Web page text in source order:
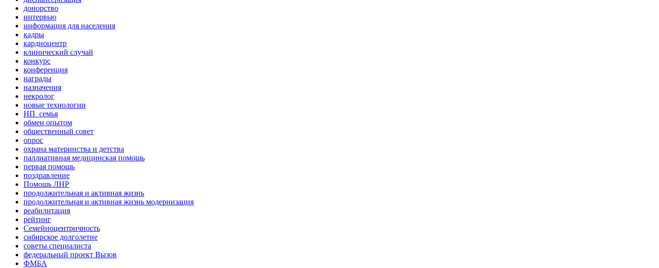
донорство
интервью
информация для населения
кадры
кардиоцентр
клинический случай
конкурс
конференция
награды
назначения
некролог
новые технологии
НП_семья
обмен опытом
общественный совет
опрос
охрана материнства и детства
паллиативная медицинская помощь
первая помощь
поздравление
Помощь ЛНР
продолжительная и активная жизнь
продолжительная и активная жизнь модернизация
реабилитация
рейтинг
Семейноцентричность
сибирское долголетие
советы специалиста
федеральный проект Вызов
ФМБА